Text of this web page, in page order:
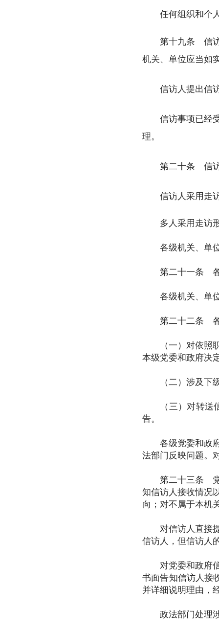
任何组织和个人
第十九条 信
机关、单位应当如
信访人提出信
信访事项已经
理。
第二十条 信
信访人采用走
多人采用走访形
各级机关、单位
第二十一条 各级
各级机关、单位
第二十二条 各级
（一）对依照职
本级党委和政府决
（二）涉及下级
（三）对转送信
告。
各级党委和政府
法部门反映问题。
第二十三条 党委
知信访人接收情况
向；对不属于本机
对信访人直接提
信访人，但信访人
对党委和政府信
书面告知信访人接
并详细说明理由，
政法部门处理涉